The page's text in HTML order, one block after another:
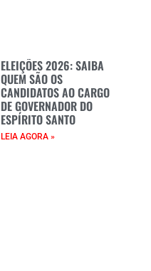
ELEIÇÕES 2026: SAIBA
QUEM SÃO OS
CANDIDATOS AO CARGO
DE GOVERNADOR DO
ESPÍRITO SANTO
LEIA AGORA »